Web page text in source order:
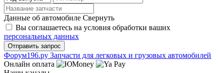
Данные об автомобиле Свернуть
Вы соглашаетесь на условия обработки ваших
персональных данных
Фoрум196.ру Запчасти для легковых и грузовых автомобилей
Онлайн оплата